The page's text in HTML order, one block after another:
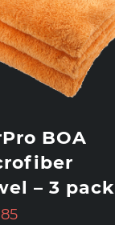
BOA
– 3 pack